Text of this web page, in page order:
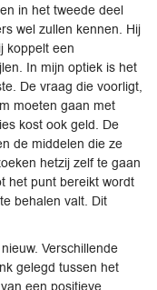
in het tweede deel
wel zullen kennen. Hij
koppelt een
In mijn optiek is het
De vraag die voorligt,
moeten gaan met
kost ook geld. De
de middelen die ze
hetzij zelf te gaan
het punt bereikt wordt
behalen valt. Dit
Verschillende
gelegd tussen het